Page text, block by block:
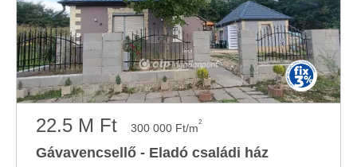
22.5 M Ft 300 000 Ft/m2
Gávavencsellő - Eladó családi ház